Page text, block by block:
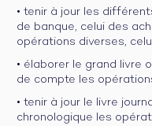
• tenir à jour les
de banque, celui des
opérations diverses,
• élaborer le grand livre
de compte les
• tenir à jour le livre
chronologique les